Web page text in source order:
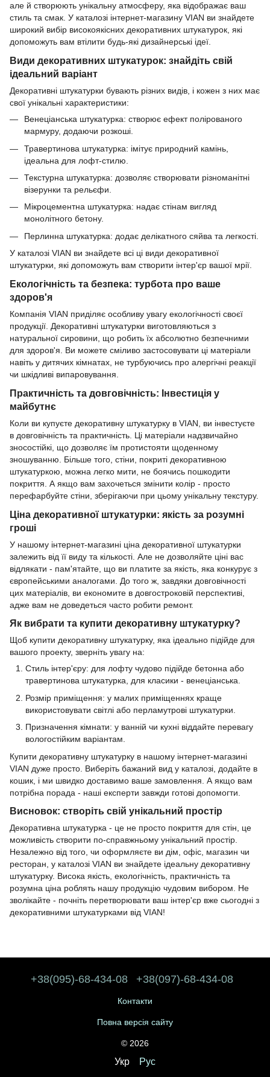
але й створюють унікальну атмосферу, яка відображає ваш
стиль та смак. У каталозі інтернет-магазину VIAN ви знайдете
широкий вибір високоякісних декоративних штукатурок, які
допоможуть вам втілити будь-які дизайнерські ідеї.
Види декоративних штукатурок: знайдіть свій
ідеальний варіант
Декоративні штукатурки бувають різних видів, і кожен з них має
свої унікальні характеристики:
Венеціанська штукатурка: створює ефект полірованого
мармуру, додаючи розкоші.
Травертинова штукатурка: імітує природний камінь,
ідеальна для лофт-стилю.
Текстурна штукатурка: дозволяє створювати різноманітні
візерунки та рельєфи.
Мікроцементна штукатурка: надає стінам вигляд
монолітного бетону.
Перлинна штукатурка: додає делікатного сяйва та легкості.
У каталозі VIAN ви знайдете всі ці види декоративної
штукатурки, які допоможуть вам створити інтер'єр вашої мрії.
Екологічність та безпека: турбота про ваше
здоров'я
Компанія VIAN приділяє особливу увагу екологічності своєї
продукції. Декоративні штукатурки виготовляються з
натуральної сировини, що робить їх абсолютно безпечними
для здоров'я. Ви можете сміливо застосовувати ці матеріали
навіть у дитячих кімнатах, не турбуючись про алергічні реакції
чи шкідливі випаровування.
Практичність та довговічність: Інвестиція у
майбутнє
Коли ви купуєте декоративну штукатурку в VIAN, ви інвестуєте
в довговічність та практичність. Ці матеріали надзвичайно
зносостійкі, що дозволяє їм протистояти щоденному
зношуванню. Більше того, стіни, покриті декоративною
штукатуркою, можна легко мити, не боячись пошкодити
покриття. А якщо вам захочеться змінити колір - просто
перефарбуйте стіни, зберігаючи при цьому унікальну текстуру.
Ціна декоративної штукатурки: якість за розумні
гроші
У нашому інтернет-магазині ціна декоративної штукатурки
залежить від її виду та кількості. Але не дозволяйте ціні вас
відлякати - пам'ятайте, що ви платите за якість, яка конкурує з
європейськими аналогами. До того ж, завдяки довговічності
цих матеріалів, ви економите в довгостроковій перспективі,
адже вам не доведеться часто робити ремонт.
Як вибрати та купити декоративну штукатурку?
Щоб купити декоративну штукатурку, яка ідеально підійде для
вашого проекту, зверніть увагу на:
Стиль інтер'єру: для лофту чудово підійде бетонна або
травертинова штукатурка, для класики - венеціанська.
Розмір приміщення: у малих приміщеннях краще
використовувати світлі або перламутрові штукатурки.
Призначення кімнати: у ванній чи кухні віддайте перевагу
вологостійким варіантам.
Купити декоративну штукатурку в нашому інтернет-магазині
VIAN дуже просто. Виберіть бажаний вид у каталозі, додайте в
кошик, і ми швидко доставимо ваше замовлення. А якщо вам
потрібна порада - наші експерти завжди готові допомогти.
Висновок: створіть свій унікальний простір
Декоративна штукатурка - це не просто покриття для стін, це
можливість створити по-справжньому унікальний простір.
Незалежно від того, чи оформляєте ви дім, офіс, магазин чи
ресторан, у каталозі VIAN ви знайдете ідеальну декоративну
штукатурку. Висока якість, екологічність, практичність та
розумна ціна роблять нашу продукцію чудовим вибором. Не
зволікайте - почніть перетворювати ваш інтер'єр вже сьогодні з
декоративними штукатурками від VIAN!
+38(095)-68-434-08 +38(097)-68-434-08
Контакти
Повна версія сайту
© 2026
Укр Рус